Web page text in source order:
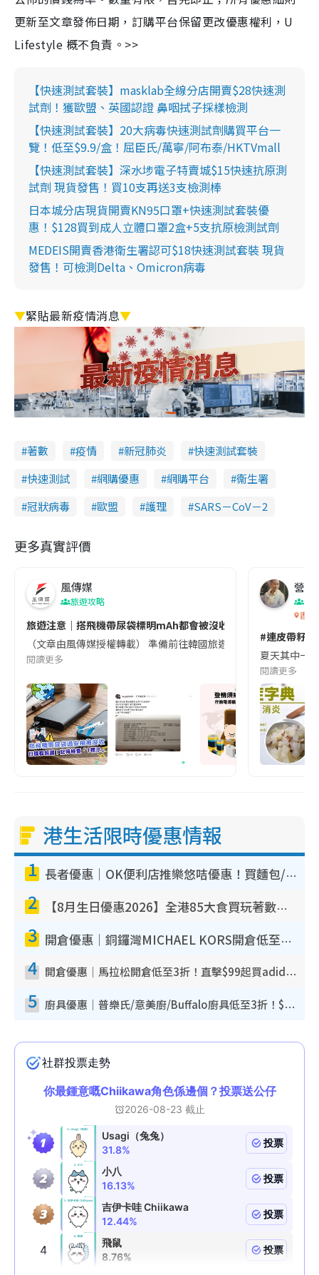
更新至文章發佈日期，訂購平台保留更改優惠權利，U
Lifestyle 概不負責。>>
【快速測試套裝】masklab全線分店開賣$28快速測
試劑！獲歐盟、英國認證 鼻咽拭子採樣檢測
【快速測試套裝】20大病毒快速測試劑購買平台一
覽！低至$9.9/盒！屈臣氏/萬寧/阿布泰/HKTVmall
【快速測試套裝】深水埗電子特賣城$15快速抗原測
試劑 現貨發售！買10支再送3支檢測棒
日本城分店現貨開賣KN95口罩+快速測試套裝優
惠！$128買到成人立體口罩2盒+5支抗原檢測試劑
MEDEIS開賣香港衛生署認可$18快速測試套裝 現貨
發售！可檢測Delta、Omicron病毒
▼緊貼最新疫情消息▼
著數 疫情 新冠肺炎
快速測試套裝
快速測試
網購優惠 網購平台
衞生署
冠狀病毒
歐盟 護理 SARS－CoV－2
更多真實評價
風傳媒
旅遊攻略
旅遊注意｜搭飛機帶尿袋標明mAh都會被沒收😱出發前切記檢查
（文章由風傳媒授權轉載） 準備前往韓國旅遊的民眾，近期要
閱讀更多
營養
香港
#連皮帶籽
夏天其中一
閱讀更多
港生活限時優惠情報
1 長者優惠｜OK便利店推樂悠咭優惠！買麵包/牛奶/保健品拍卡即減
2 【8月生日優惠2026】全港85大食買玩著數攻略 自助餐/火鍋放題同行免費＋誠品/DONKI送現金券
3 開倉優惠｜銅鑼灣MICHAEL KORS開倉低至17折！直擊$500起買手袋/銀包/鞋款 必買經典Jet Set系列
4 開倉優惠｜馬拉松開倉低至3折！直擊$99起買adidas／New Balance／Puma鞋款 STANLEY保溫杯劈價至$119起
5 廚具優惠｜普樂氏/意美廚/Buffalo廚具低至3折！$89起買煎鍋／炒鑊／個人鍋 同場小家電激減至$99起